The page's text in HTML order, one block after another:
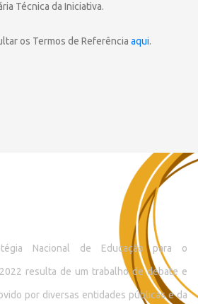
Técnica da Iniciativa.
os Termos de Referência aqui.
Nacional de Educação para o
resulta de um trabalho de debate e
por diversas entidades públicas e da